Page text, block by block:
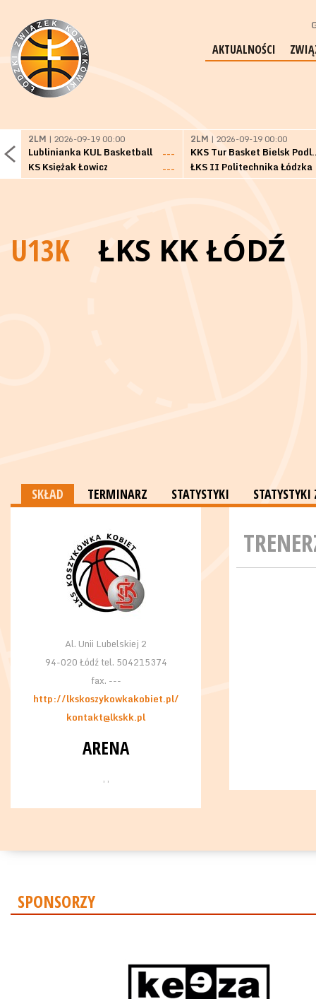
AKTUALNOŚCI
2LM | 2026-09-19 00:00
Lublinianka KUL Basketball
---
KS Księżak Łowicz
---
2LM | 2026-09-19 00:00
KKS Tur
ŁKS II Politechnika Łódzka
U13K ŁKS KK ŁÓDŹ
SKŁAD TERMINARZ STATYSTYKI
Al. Unii Lubelskiej 2
94-020 Łódź tel. 504215374
fax. ---
http://lkskoszykowkakobiet.pl/
kontakt@lkskk.pl
ARENA
, ,
SPONSORZY